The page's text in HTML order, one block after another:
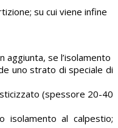
su cui viene infine
se l’isolamento
uno strato di speciale di
(spessore 20-40
isolamento al calpestio;